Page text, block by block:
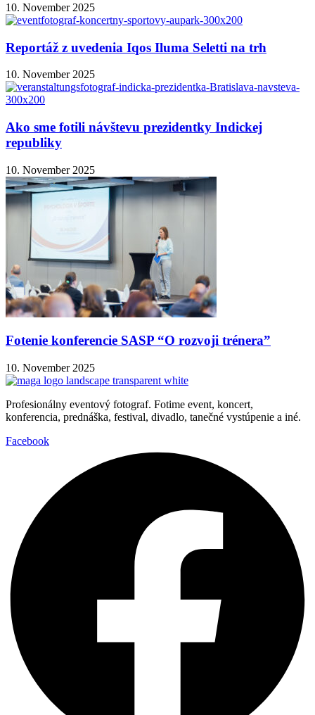
10. November 2025
Reportáž z uvedenia Iqos Iluma Seletti na trh
10. November 2025
Ako sme fotili návštevu prezidentky Indickej
republiky
10. November 2025
Fotenie konferencie SASP “O rozvoji trénera”
10. November 2025
Profesionálny eventový fotograf. Fotime event, koncert,
konferencia, prednáška, festival, divadlo, tanečné vystúpenie a iné.
Facebook